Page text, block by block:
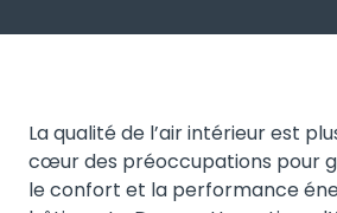
La qualité de l’air intérieur est
cœur des préoccupations pour
le confort et la performance